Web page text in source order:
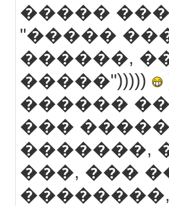
�����
"�����
������,
�����")))))
������
���
�������,
���, ���